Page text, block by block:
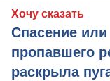
Хочу сказать
Спасение
пропавшего
раскрыла